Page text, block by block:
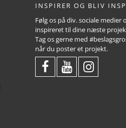
INSPIRER OG BLIV
Følg os på div. sociale medier
inspireret til dine næste
Tag os gerne med
når du poster et projekt.